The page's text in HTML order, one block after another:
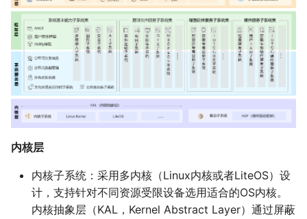
内核层
内核子系统：采用多内核（Linux内核或者LiteOS）设
计，支持针对不同资源受限设备选用适合的OS内核。
内核抽象层（KAL，Kernel Abstract Layer）通过屏蔽